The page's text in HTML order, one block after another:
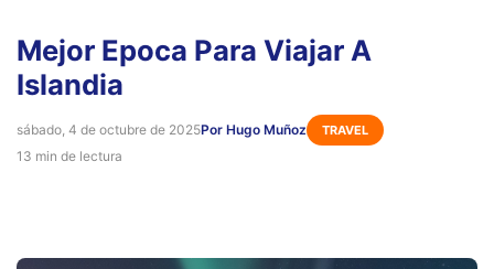
Mejor Epoca Para Viajar A
Islandia
sábado, 4 de octubre de 2025Por Hugo Muñoz TRAVEL
13 min de lectura